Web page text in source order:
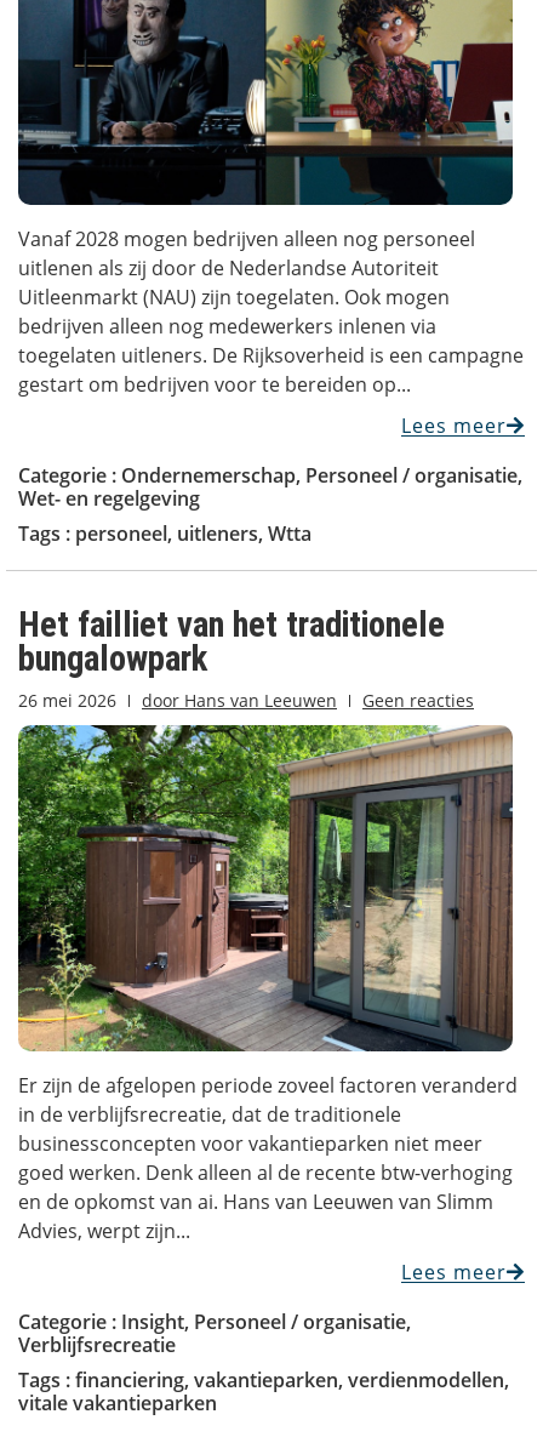
Vanaf 2028 mogen bedrijven alleen nog personeel
uitlenen als zij door de Nederlandse Autoriteit
Uitleenmarkt (NAU) zijn toegelaten. Ook mogen
bedrijven alleen nog medewerkers inlenen via
toegelaten uitleners. De Rijksoverheid is een campagne
gestart om bedrijven voor te bereiden op...
Lees meer
Categorie : Ondernemerschap, Personeel / organisatie,
Wet- en regelgeving
Tags : personeel, uitleners, Wtta
Het failliet van het traditionele
bungalowpark
26 mei 2026 door Hans van Leeuwen Geen reacties
Er zijn de afgelopen periode zoveel factoren veranderd
in de verblijfsrecreatie, dat de traditionele
businessconcepten voor vakantieparken niet meer
goed werken. Denk alleen al de recente btw-verhoging
en de opkomst van ai. Hans van Leeuwen van Slimm
Advies, werpt zijn...
Lees meer
Categorie : Insight, Personeel / organisatie,
Verblijfsrecreatie
Tags :financiering, vakantieparken, verdienmodellen,
vitale vakantieparken